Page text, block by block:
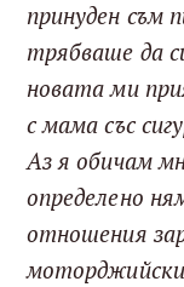
принуден съм
трябваше да
новата ми
с мама със
Аз я обичам
определено
отношения